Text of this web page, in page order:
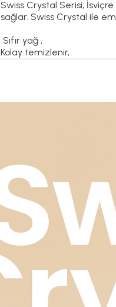
Swiss Crystal Serisi;
sağlar. Swiss Crystal ile
Sıfır yağ ,
Kolay temizlenir,